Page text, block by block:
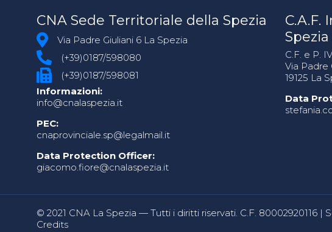
CNA Sede Territoriale della Spezia
Via Padre Giuliani 6 La Spezia
(+39)0187/598080
(+39)0187/598081
Informazioni:
info@cnalaspezia.it
PEC:
cnaprovinciale.sp@legalmail.it
Data Protection Officer:
giacomo.fiore@cnalaspezia.it
C.A.F.
Spezia
C.F. e P.
Via Padre
19125 La
Data
© 2021 CNA La Spezia — Tutti i diritti riservati. C.F. 80002920116 |
Credits